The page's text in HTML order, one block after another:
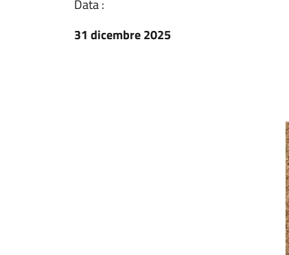
Data :
31 dicembre 2025